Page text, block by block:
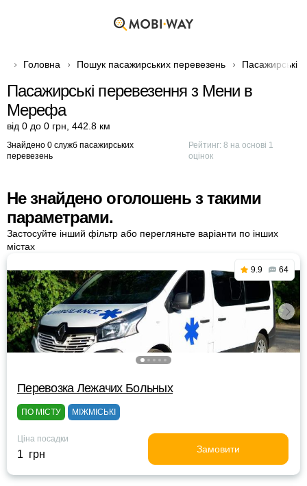
Головна Пошук пасажирських перевезень Пасажирські
Пасажирські перевезення з Мени в
Мерефа
від 0 до 0 грн 442.8 км
Знайдено 0 служб пасажирських
перевезень
Рейтинг:8 на основі 1
оцінок
Не знайдено оголошень з такими
параметрами.
Застосуйте інший фільтр або перегляньте варіанти по інших
містах
9.9 64
Перевозка Лежачих Больных
ПО МІСТУ МІЖМІСЬКІ
Ціна посадки
1 грн Замовити